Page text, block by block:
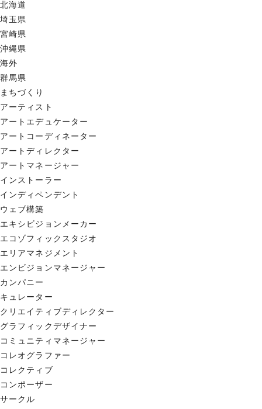
北海道
埼玉県
宮崎県
沖縄県
海外
群馬県
まちづくり
アーティスト
アートエデュケーター
アートコーディネーター
アートディレクター
アートマネージャー
インストーラー
インディペンデント
ウェブ構築
エキシビジョンメーカー
エコゾフィックスタジオ
エリアマネジメント
エンビジョンマネージャー
カンパニー
キュレーター
クリエイティブディレクター
グラフィックデザイナー
コミュニティマネージャー
コレオグラファー
コレクティブ
コンポーザー
サークル